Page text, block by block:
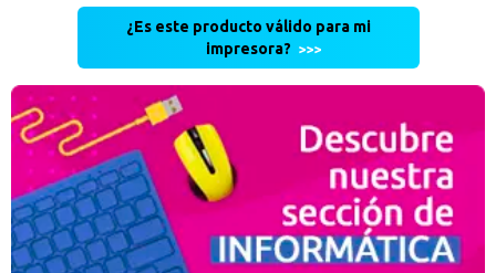
¿Es este producto válido para mi
impresora? >>>